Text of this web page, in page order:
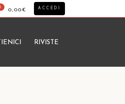
0,00€ ACCEDI
RIVISTE